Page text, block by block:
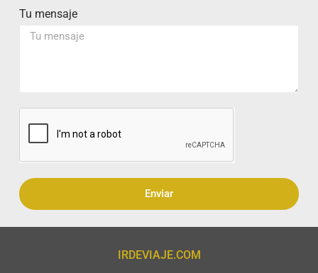
Tu mensaje
Enviar
IRDEVIAJE.COM